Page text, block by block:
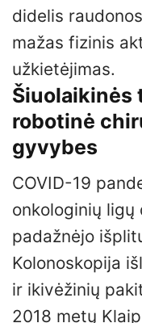
didelis
mažas fizinis
užkietėjimas.
Šiuolaikinės
robotinė
gyvybes
COVID-19
onkologinių
padažnėjo
Kolonoskopija
ir ikivėžinių
2018 metų